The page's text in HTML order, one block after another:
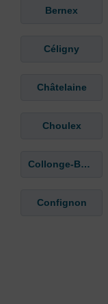
Bernex
Céligny
Châtelaine
Choulex
Collonge-Bellerive
Confignon